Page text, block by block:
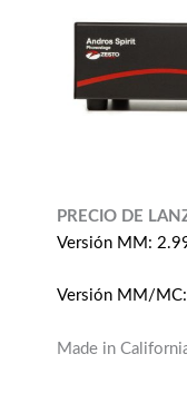
PRECIO DE
Versión MM:
Versión MM/
Made in